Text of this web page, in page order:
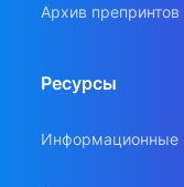
Архив препринтов
Ресурсы
Информационные